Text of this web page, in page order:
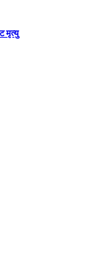
मृत्यु